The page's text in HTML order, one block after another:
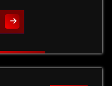
dan Transformasi